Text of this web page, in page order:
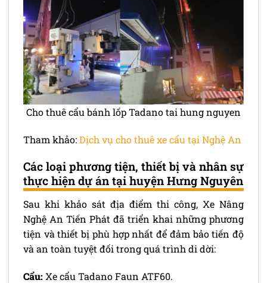
Cho thuê cẩu bánh lốp Tadano tai hung nguyen
Tham khảo:Dịch vụ cho thuê xe cẩu tại Nghệ An
Các loại phương tiện, thiết bị và nhân sự
thực hiện dự án tại huyện Hưng Nguyên
Sau khi khảo sát địa điểm thi công, Xe Nâng
Nghệ An Tiến Phát đã triển khai những phương
tiện và thiết bị phù hợp nhất để đảm bảo tiến độ
và an toàn tuyệt đối trong quá trình di dời:
Cẩu: Xe cẩu Tadano Faun ATF60.